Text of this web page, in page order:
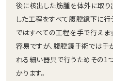
後に核出した筋腫を体外に取
した工程をすべて腹腔鏡下に行
ではすべての工程を手で行え
容易ですが、腹腔鏡手術では手
れる細い器具で行うためその1
かります。